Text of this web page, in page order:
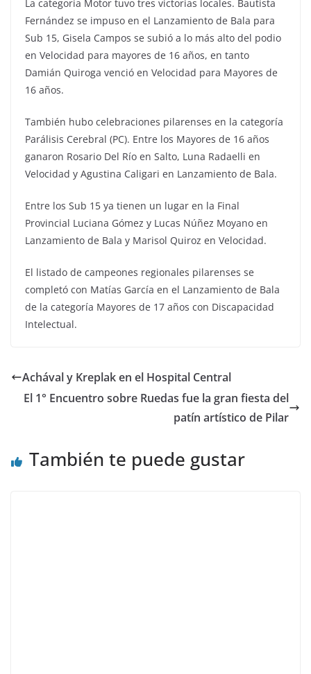
La categoría Motor tuvo tres victorias locales. Bautista
Fernández se impuso en el Lanzamiento de Bala para
Sub 15, Gisela Campos se subió a lo más alto del podio
en Velocidad para mayores de 16 años, en tanto
Damián Quiroga venció en Velocidad para Mayores de
16 años.
También hubo celebraciones pilarenses en la categoría
Parálisis Cerebral (PC). Entre los Mayores de 16 años
ganaron Rosario Del Río en Salto, Luna Radaelli en
Velocidad y Agustina Caligari en Lanzamiento de Bala.
Entre los Sub 15 ya tienen un lugar en la Final
Provincial Luciana Gómez y Lucas Núñez Moyano en
Lanzamiento de Bala y Marisol Quiroz en Velocidad.
El listado de campeones regionales pilarenses se
completó con Matías García en el Lanzamiento de Bala
de la categoría Mayores de 17 años con Discapacidad
Intelectual.
Achával y Kreplak en el Hospital Central
El 1° Encuentro sobre Ruedas fue la gran fiesta del
patín artístico de Pilar
También te puede gustar